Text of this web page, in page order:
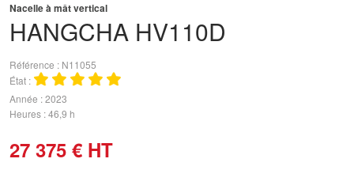
HANGCHA HV110D
Nacelle à mât vertical
Référence
N11055
État
Année 2023
Heures 46,9 h
27 375 € HT